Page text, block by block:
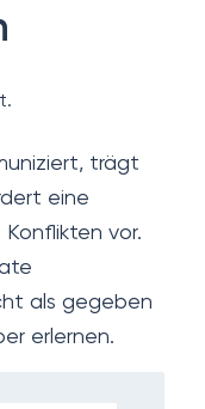
trägt
eine
vor.
als gegeben
erlernen.